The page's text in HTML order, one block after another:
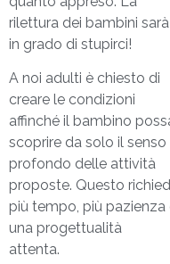
rilettura dei bambini sarà
in grado di stupirci!
A noi adulti è chiesto di
creare le condizioni
affinché il bambino
scoprire da solo il senso
profondo delle attività
proposte. Questo
più tempo, più pazienza
una progettualità
attenta.